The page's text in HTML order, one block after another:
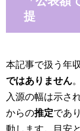
提
本記事で扱う年収
ではありません
入源の幅は示さ
からの推定であ
動します。目安